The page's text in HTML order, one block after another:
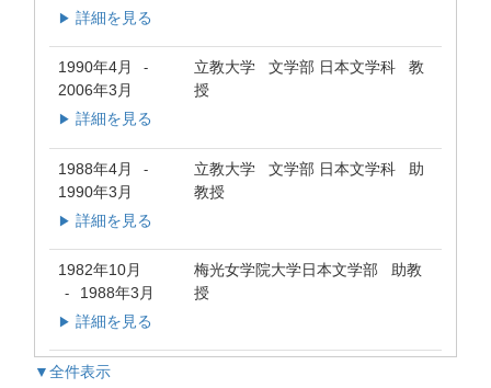
▶ 詳細を見る
1990年4月 -
2006年3月
立教大学 文学部 日本文学科 教
授
▶ 詳細を見る
1988年4月 -
1990年3月
立教大学 文学部 日本文学科 助
教授
▶ 詳細を見る
1982年10月
- 1988年3月
梅光女学院大学日本文学部 助教
授
▶ 詳細を見る
▼全件表示